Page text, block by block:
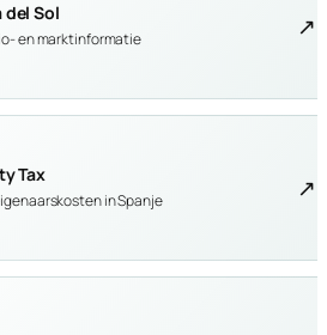
del Sol
en marktinformatie ↗
Tax
in Spanje ↗